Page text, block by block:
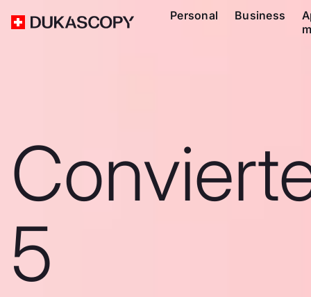
Personal Business
5